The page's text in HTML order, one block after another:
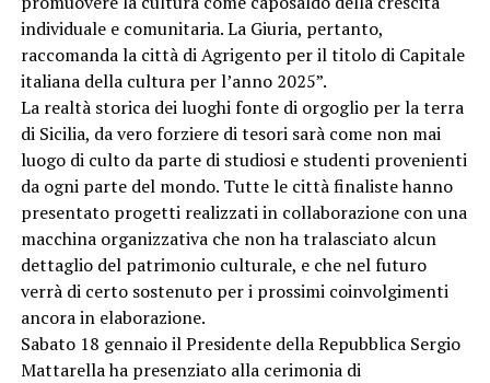
individuale e comunitaria. La Giuria, pertanto,
raccomanda la città di Agrigento per il titolo di Capitale
italiana della cultura per l’anno 2025”.
La realtà storica dei luoghi fonte di orgoglio per la terra
di Sicilia, da vero forziere di tesori sarà come non mai
luogo di culto da parte di studiosi e studenti provenienti
da ogni parte del mondo. Tutte le città finaliste hanno
presentato progetti realizzati in collaborazione con una
macchina organizzativa che non ha tralasciato alcun
dettaglio del patrimonio culturale, e che nel futuro
verrà di certo sostenuto per i prossimi coinvolgimenti
ancora in elaborazione.
Sabato 18 gennaio il Presidente della Repubblica Sergio
Mattarella ha presenziato alla cerimonia di